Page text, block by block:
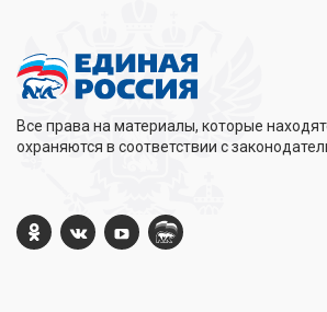
Все права на материалы, которые
охраняются в соответствии с